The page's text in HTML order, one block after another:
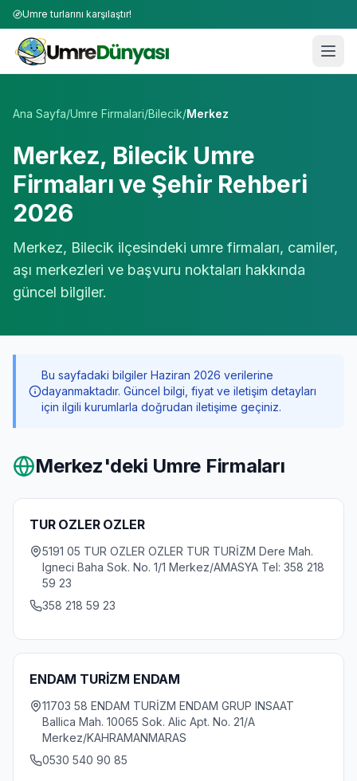
Umre turlarını karşılaştır!
Ana Sayfa/Umre Firmalari/Bilecik/Merkez
Merkez, Bilecik Umre
Firmaları ve Şehir Rehberi
2026
Merkez, Bilecik ilçesindeki umre firmaları, camiler,
aşı merkezleri ve başvuru noktaları hakkında
güncel bilgiler.
Bu sayfadaki bilgiler Haziran 2026 verilerine
dayanmaktadır. Güncel bilgi, fiyat ve iletişim detayları
için ilgili kurumlarla doğrudan iletişime geçiniz.
Merkez'deki Umre Firmaları
TUR OZLER OZLER
5191 05 TUR OZLER OZLER TUR TURİZM Dere Mah.
Igneci Baha Sok. No. 1/1 Merkez/AMASYA Tel: 358 218
59 23
358 218 59 23
ENDAM TURİZM ENDAM
11703 58 ENDAM TURİZM ENDAM GRUP INSAAT
Ballica Mah. 10065 Sok. Alic Apt. No. 21/A
Merkez/KAHRAMANMARAS
0530 540 90 85